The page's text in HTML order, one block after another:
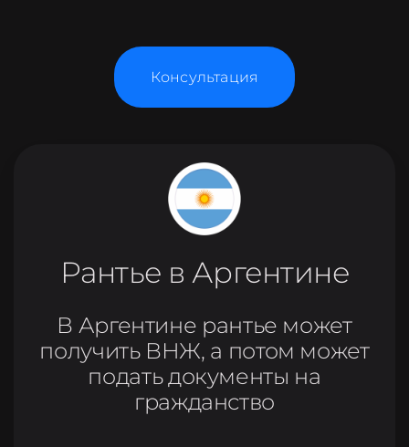
Консультация
Рантье в Аргентине
В Аргентине рантье может
получить ВНЖ, а потом может
подать документы на
гражданство